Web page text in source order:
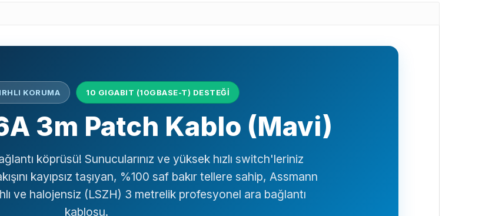
KORUMA 10 GIGABIT (10GBASE-T) DESTEĞİ
3m Patch Kablo (Mavi)
köprüsü! Sunucularınız ve yüksek hızlı switch'leriniz
kayıpsız taşıyan, %100 saf bakır tellere sahip, Assmann
ve halojensiz (LSZH) 3 metrelik profesyonel ara bağlantı
kablosu.